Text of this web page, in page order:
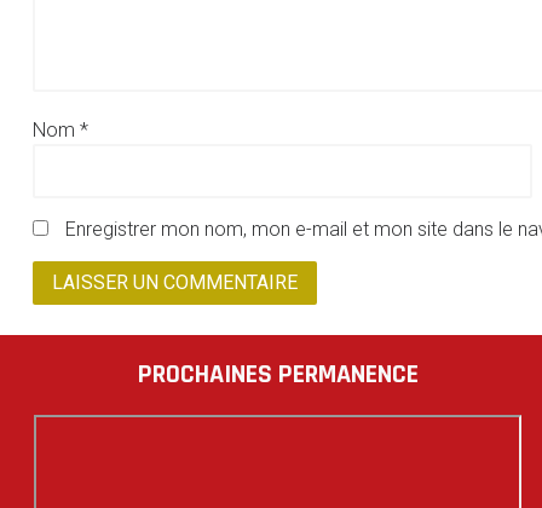
Nom *
Enregistrer mon nom, mon e-mail et mon site dans le
PROCHAINES PERMANENCE